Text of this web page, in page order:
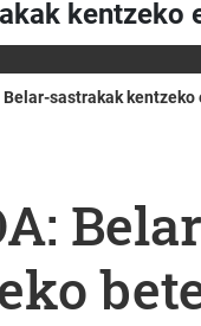
Belar-sastrakak